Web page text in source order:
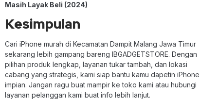
Masih Layak Beli (2024)
Kesimpulan
Cari iPhone murah di Kecamatan Dampit Malang Jawa Timur
sekarang lebih gampang bareng IBGADGETSTORE. Dengan
pilihan produk lengkap, layanan tukar tambah, dan lokasi
cabang yang strategis, kami siap bantu kamu dapetin iPhone
impian. Jangan ragu buat mampir ke toko kami atau hubungi
layanan pelanggan kami buat info lebih lanjut.